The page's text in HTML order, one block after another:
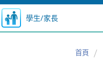
學生/家長
首頁